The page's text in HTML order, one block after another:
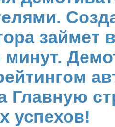
займет
минут.
Главную
успехов!